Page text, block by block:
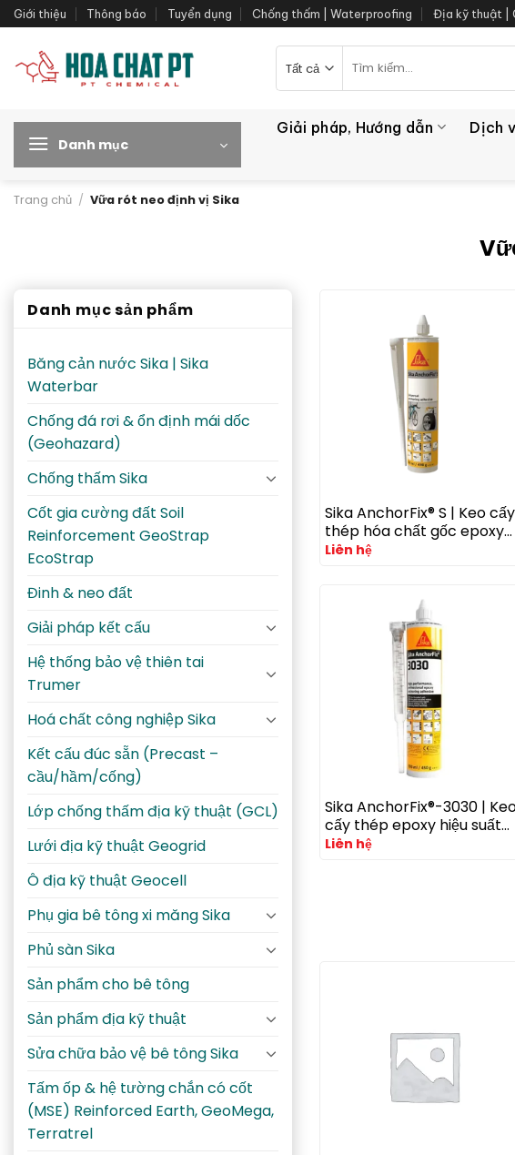
Bỏ
qua
dung
Giới thiệu Thông báo Tuyển dụng Chống thấm | Waterproofing Địa kỹ thuật |
kiếm:
Danh mục
Giải pháp, Hướng dẫn Dịch
Trang chủ / Vữa rót neo định vị Sika
Danh mục sản phẩm
Băng cản nước Sika | Sika
Waterbar
Chống đá rơi & ổn định mái dốc
(Geohazard)
Chống thấm Sika
Cốt gia cường đất Soil
Reinforcement GeoStrap
EcoStrap
Đinh & neo đất
Giải pháp kết cấu
Hệ thống bảo vệ thiên tai
Trumer
Hoá chất công nghiệp Sika
Kết cấu đúc sẵn (Precast –
cầu/hầm/cống)
Lớp chống thấm địa kỹ thuật (GCL)
Lưới địa kỹ thuật Geogrid
Ô địa kỹ thuật Geocell
Phụ gia bê tông xi măng Sika
Phủ sàn Sika
Sản phẩm cho bê tông
Sản phẩm địa kỹ thuật
Sửa chữa bảo vệ bê tông Sika
Tấm ốp & hệ tường chắn có cốt
(MSE) Reinforced Earth, GeoMega,
Terratrel
Sika AnchorFix® S | Keo cấy
thép hóa chất gốc epoxy
acrylate cho neo bu lông
Liên hệ
Sika AnchorFix®-3030 |
cấy thép epoxy hiệu suất
cao cho neo bu lông và
Liên hệ